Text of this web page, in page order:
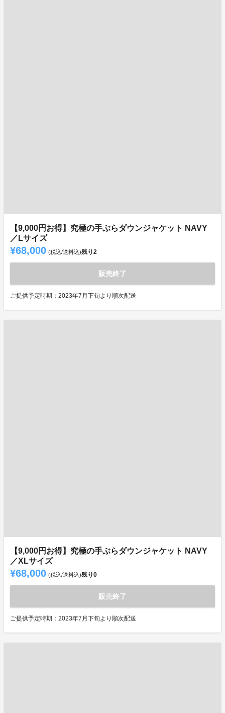
【9,000円お得】究極の手ぶらダウンジャケット NAVY
／Lサイズ
¥68,000 (税込/送料込)残り2
販売終了
ご提供予定時期：2023年7月下旬より順次配送
【9,000円お得】究極の手ぶらダウンジャケット NAVY
／XLサイズ
¥68,000 (税込/送料込)残り0
販売終了
ご提供予定時期：2023年7月下旬より順次配送